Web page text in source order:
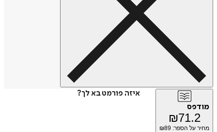
איזה פורמט בא לך?
מודפס
₪71.2
מחיר על הספר: ₪ 89